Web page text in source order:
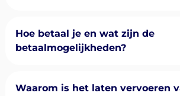
Hoe betaal je en wat zijn de
betaalmogelijkheden?
Waarom is het laten vervoeren